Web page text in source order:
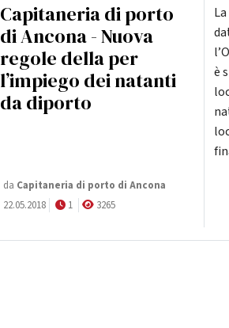
Capitaneria di porto
di Ancona - Nuova
regole della per
l’impiego dei natanti
da diporto
da Capitaneria di porto di Ancona
22.05.2018
1 3265
è